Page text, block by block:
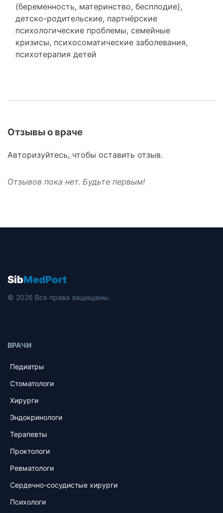
(беременность, материнство, бесплодие),
детско-родительские, партнёрские
психологические проблемы, семейные
кризисы, психосоматические заболевания,
психотерапия детей
Отзывы о враче
Авторизуйтесь, чтобы оставить отзыв.
Отзывов пока нет. Будьте первым!
SibMedPort
© 2026 Все права защищены.
ВРАЧИ
Педиатры
Стоматологи
Хирурги
Эндокринологи
Терапевты
Проктологи
Ревматологи
Сердечно-сосудистые хирурги
Психологи